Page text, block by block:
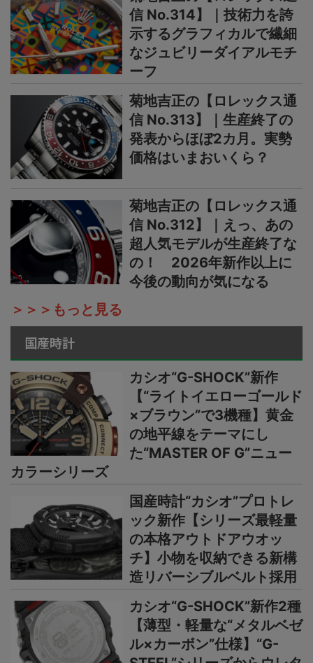
信 No.314】｜技術力を誇
示するグラフィカルで繊細
なジュビリーダイアルモチ
ーフ
菊地吉正の【ロレックス通
信 No.313】｜生産終了の
発表からほぼ2カ月。実勢
価格はいまおいくら？
菊地吉正の【ロレックス通
信 No.312】｜えっ、あの
超人気モデルが生産終了な
の！ 2026年新作以上に
今後の動向が気になる
＞＞＞もっと見る
国産時計
カシオ“G-SHOCK”新作
【“ライトイエローゴールド
×ブラウン”で3機種】黄金
の地平線をテーマにし
た“MASTER OF G”ニュー
カラーシリーズ
国産時計“カシオ”プロトレ
ック新作【シリーズ最軽量
の本格アウトドアウオッ
チ】小物を収納できる新構
造リバーシブルベルト採用
カシオ“G-SHOCK”新作2種
【薄型・軽量な“メタルベゼ
ル×カーボン”仕様】“G-